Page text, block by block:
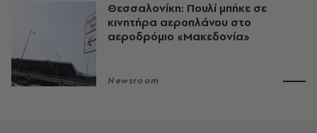
Θεσσαλονίκη: Πουλί μπήκε σε
κινητήρα αεροπλάνου στο
αεροδρόμιο «Μακεδονία»
Newsroom